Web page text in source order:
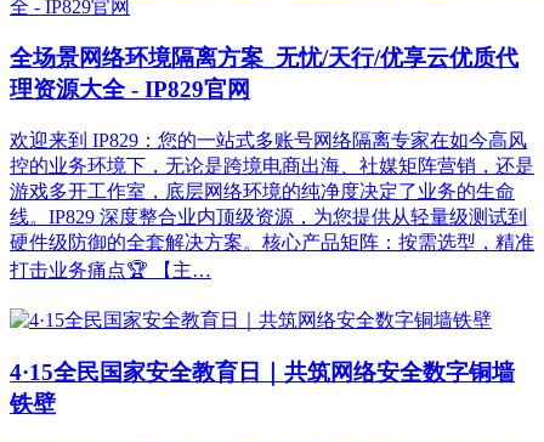
全场景网络环境隔离方案_无忧/天行/优享云优质代
理资源大全 - IP829官网
欢迎来到 IP829：您的一站式多账号网络隔离专家在如今高风
控的业务环境下，无论是跨境电商出海、社媒矩阵营销，还是
游戏多开工作室，底层网络环境的纯净度决定了业务的生命
线。IP829 深度整合业内顶级资源，为您提供从轻量级测试到
硬件级防御的全套解决方案。核心产品矩阵：按需选型，精准
打击业务痛点🏆 【主…
4·15全民国家安全教育日｜共筑网络安全数字铜墙
铁壁